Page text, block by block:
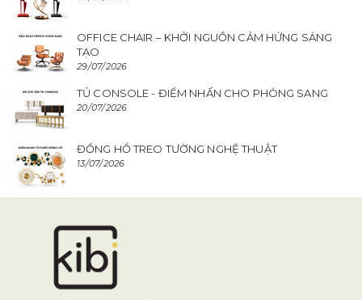
OFFICE CHAIR – KHỞI NGUỒN CẢM HỨNG SÁNG
TẠO
29/07/2026
TỦ CONSOLE - ĐIỂM NHẤN CHO PHÒNG SANG
20/07/2026
ĐỒNG HỒ TREO TƯỜNG NGHỆ THUẬT
13/07/2026